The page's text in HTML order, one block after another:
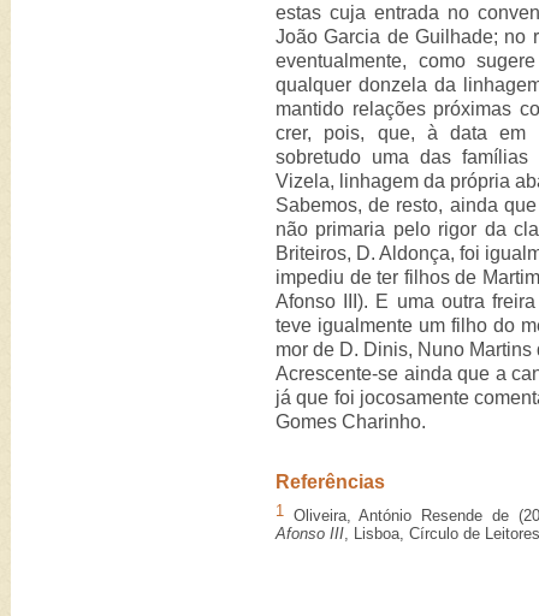
estas cuja entrada no
João Garcia de Guilhade; no
eventualmente, como
qualquer donzela da
mantido relações próximas
crer, pois, que, à data em
sobretudo uma das
Vizela, linhagem da própria
Sabemos, de resto, ainda
não primaria pelo rigor da
Briteiros, D. Aldonça, foi
impediu de ter filhos de
Afonso III). E uma outra
teve igualmente um filho do
mor de D. Dinis, Nuno Martins
Acrescente-se ainda que a
já que foi jocosamente
Gomes Charinho.
Referências
1
Oliveira, António Resende de
Afonso III, Lisboa, Círculo de